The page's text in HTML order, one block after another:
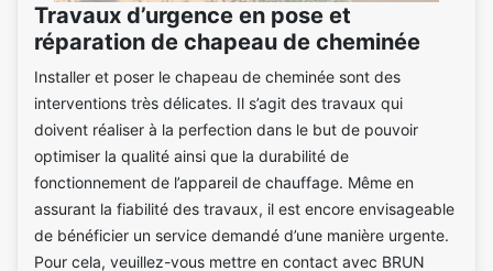
Travaux d’urgence en pose et
réparation de chapeau de cheminée
Installer et poser le chapeau de cheminée sont des
interventions très délicates. Il s’agit des travaux qui
doivent réaliser à la perfection dans le but de pouvoir
optimiser la qualité ainsi que la durabilité de
fonctionnement de l’appareil de chauffage. Même en
assurant la fiabilité des travaux, il est encore envisageable
de bénéficier un service demandé d’une manière urgente.
Pour cela, veuillez-vous mettre en contact avec BRUN